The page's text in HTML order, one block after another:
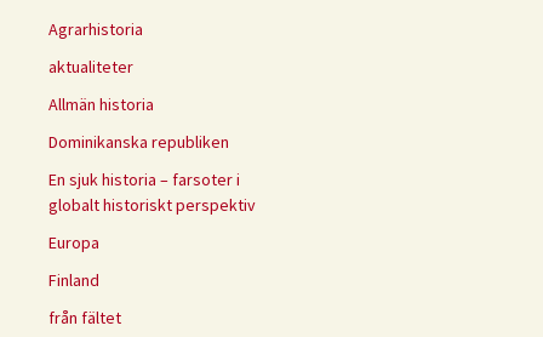
Agrarhistoria
aktualiteter
Allmän historia
Dominikanska republiken
En sjuk historia – farsoter i
globalt historiskt perspektiv
Europa
Finland
från fältet